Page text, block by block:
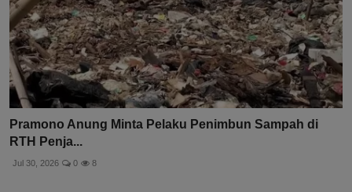
Pramono Anung Minta Pelaku Penimbun Sampah di
RTH Penja...
Jul 30, 2026 0 8